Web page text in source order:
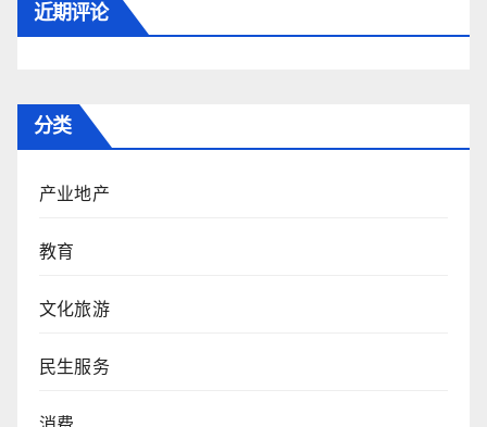
近期评论
分类
产业地产
教育
文化旅游
民生服务